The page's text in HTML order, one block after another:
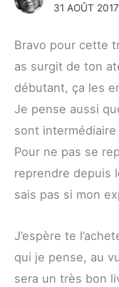
31 AOÛT
Bravo pour cette
as surgit de ton
débutant, ça les
Je pense aussi
sont
Pour ne pas se
reprendre depuis
sais pas si mon
J’espère te
qui je pense, au
sera un très bon